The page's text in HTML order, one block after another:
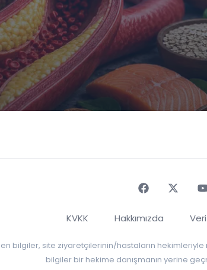
KVKK Hakkımızda
bilgiler, site ziyaretçilerinin/hastaların
bilgiler bir hekime danışmanın yerine